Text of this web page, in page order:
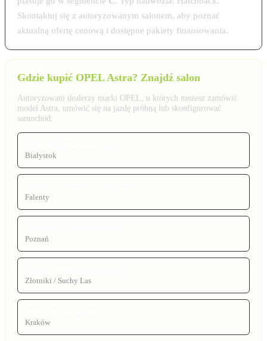
Skontaktuj się z autoryzowanym salonem, aby poznać
aktualną ofertę cenową i dostępne pakiety finansowania.
Gdzie kupić OPEL Astra? Znajdź salon
Autoryzowani dealerzy marki OPEL, u których możesz zamówić
model Astra, umówić się na jazdę próbną lub skonfigurować
samochód:
Białystok
Falenty
Poznań
Złotniki / Suchy Las
Kraków